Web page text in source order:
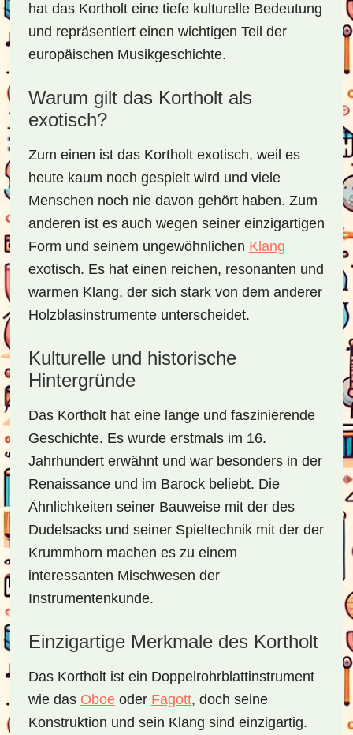
hat das Kortholt eine tiefe kulturelle Bedeutung
und repräsentiert einen wichtigen Teil der
europäischen Musikgeschichte.
Warum gilt das Kortholt als
exotisch?
Zum einen ist das Kortholt exotisch, weil es
heute kaum noch gespielt wird und viele
Menschen noch nie davon gehört haben. Zum
anderen ist es auch wegen seiner einzigartigen
Form und seinem ungewöhnlichen Klang
exotisch. Es hat einen reichen, resonanten und
warmen Klang, der sich stark von dem anderer
Holzblasinstrumente unterscheidet.
Kulturelle und historische
Hintergründe
Das Kortholt hat eine lange und faszinierende
Geschichte. Es wurde erstmals im 16.
Jahrhundert erwähnt und war besonders in der
Renaissance und im Barock beliebt. Die
Ähnlichkeiten seiner Bauweise mit der des
Dudelsacks und seiner Spieltechnik mit der der
Krummhorn machen es zu einem
interessanten Mischwesen der
Instrumentenkunde.
Einzigartige Merkmale des Kortholt
Das Kortholt ist ein Doppelrohrblattinstrument
wie das Oboeoder Fagott, doch seine
Konstruktion und sein Klang sind einzigartig.